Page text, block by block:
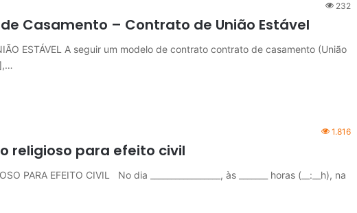
232
Casamento – Contrato de União Estável
ESTÁVEL A seguir um modelo de contrato contrato de casamento (União
1.816
religioso para efeito civil
PARA EFEITO CIVIL No dia _________________, às _______ horas (__:__h), na